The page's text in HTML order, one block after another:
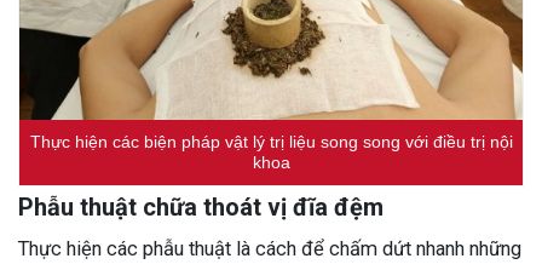
Thực hiện các biện pháp vật lý trị liệu song song với điều trị nội
khoa
Phẫu thuật chữa thoát vị đĩa đệm
Thực hiện các phẫu thuật là cách để chấm dứt nhanh những